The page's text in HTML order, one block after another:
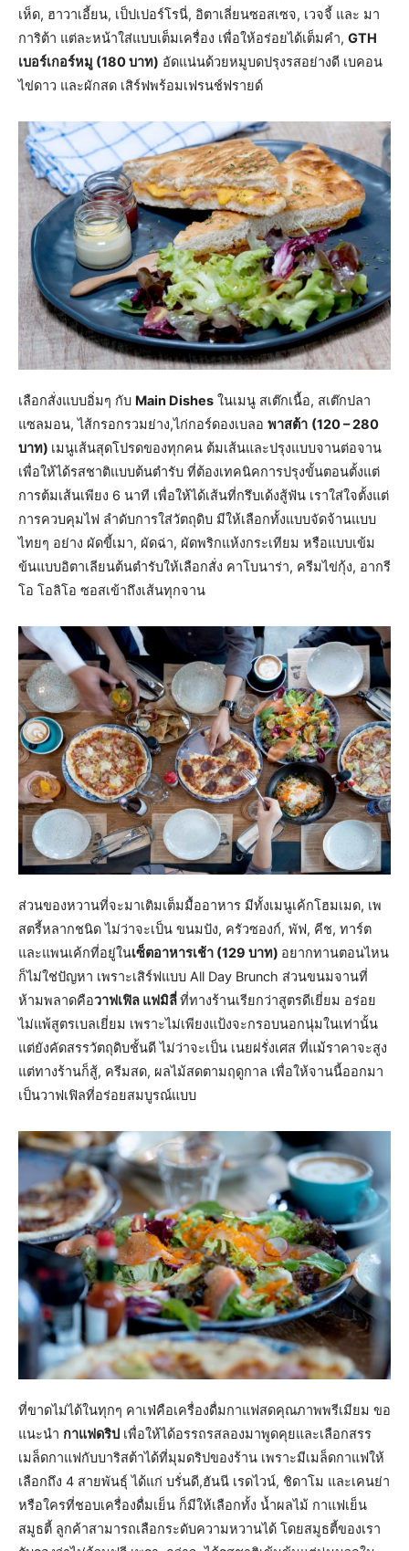
เห็ด, ฮาวาเอี้ยน, เป็ปเปอร์โรนี่, อิตาเลี่ยนซอสเซจ, เวจจี้ และ มา
การิต้า แต่ละหน้าใส่แบบเต็มเครื่อง เพื่อให้อร่อยได้เต็มคำ, GTH
เบอร์เกอร์หมู (180 บาท) อัดแน่นด้วยหมูบดปรุงรสอย่างดี เบคอน
ไข่ดาว และผักสด เสิร์ฟพร้อมเฟรนช์ฟรายด์
เลือกสั่งแบบอิ่มๆ กับ Main Dishes ในเมนู สเต๊กเนื้อ, สเต๊กปลา
แซลมอน, ไส้กรอกรวมย่าง,ไก่กอร์ดองเบลอ พาสต้า (120 – 280
บาท) เมนูเส้นสุดโปรดของทุกคน ต้มเส้นและปรุงแบบจานต่อจาน
เพื่อให้ได้รสชาติแบบต้นตำรับ ที่ต้องเทคนิคการปรุงขั้นตอนตั้งแต่
การต้มเส้นเพียง 6 นาที เพื่อให้ได้เส้นที่กรึบเด้งสู้ฟัน เราใส่ใจตั้งแต่
การควบคุมไฟ ลำดับการใส่วัตถุดิบ มีให้เลือกทั้งแบบจัดจ้านแบบ
ไทยๆ อย่าง ผัดขี้เมา, ผัดฉ่า, ผัดพริกแห้งกระเทียม หรือแบบเข้ม
ข้นแบบอิตาเลียนต้นตำรับให้เลือกสั่ง คาโบนาร่า, ครีมไข่กุ้ง, อากรี
โอ โอลิโอ ซอสเข้าถึงเส้นทุกจาน
ส่วนของหวานที่จะมาเติมเต็มมื้ออาหาร มีทั้งเมนูเค้กโฮมเมด, เพ
สตรี้หลากชนิด ไม่ว่าจะเป็น ขนมปัง, ครัวซองก์, พัฟ, คีช, ทาร์ต
และแพนเค้กที่อยู่ในเซ็ตอาหารเช้า (129 บาท) อยากทานตอนไหน
ก็ไม่ใช่ปัญหา เพราะเสิร์ฟแบบ All Day Brunch ส่วนขนมจานที่
ห้ามพลาดคือวาฟเฟิล แฟมิลี่ที่ทางร้านเรียกว่าสูตรดีเยี่ยม อร่อย
ไม่แพ้สูตรเบลเยี่ยม เพราะไม่เพียงแป้งจะกรอบนอกนุ่มในเท่านั้น
แต่ยังคัดสรรวัตถุดิบชั้นดี ไม่ว่าจะเป็น เนยฝรั่งเศส ที่แม้ราคาจะสูง
แต่ทางร้านก็สู้, ครีมสด, ผลไม้สดตามฤดูกาล เพื่อให้จานนี้ออกมา
เป็นวาฟเฟิลที่อร่อยสมบูรณ์แบบ
ที่ขาดไม่ได้ในทุกๆ คาเฟ่คือเครื่องดื่มกาแฟสดคุณภาพพรีเมียม ขอ
แนะนำ กาแฟดริป เพื่อให้ได้อรรถรสลองมาพูดคุยและเลือกสรร
เมล็ดกาแฟกับบาริสต้าได้ที่มุมดริปของร้าน เพราะมีเมล็ดกาแฟให้
เลือกถึง 4 สายพันธุ์ ได้แก่ บรั่นดี,ฮันนี เรดไวน์, ชิดาโม และเคนย่า
หรือใครที่ชอบเครื่องดื่มเย็น ก็มีให้เลือกทั้ง น้ำผลไม้ กาแฟเย็น
สมูธตี้ ลูกค้าสามารถเลือกระดับความหวานได้ โดยสมูธตี้ของเรา